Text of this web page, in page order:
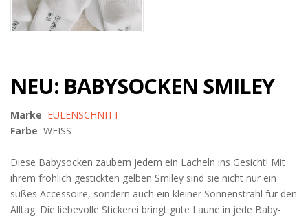
NEU: BABYSOCKEN SMILEY
Marke EULENSCHNITT
Farbe WEISS
Diese Babysocken zaubern jedem ein Lächeln ins Gesicht! Mit
ihrem fröhlich gestickten gelben Smiley sind sie nicht nur ein
süßes Accessoire, sondern auch ein kleiner Sonnenstrahl für den
Alltag. Die liebevolle Stickerei bringt gute Laune in jede Baby-